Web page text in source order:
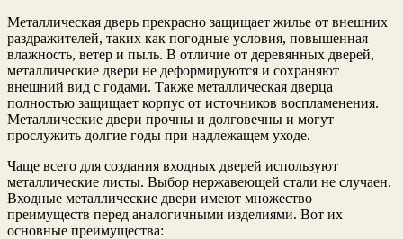
Металлическая дверь прекрасно защищает жилье от внешних
раздражителей, таких как погодные условия, повышенная
влажность, ветер и пыль. В отличие от деревянных дверей,
металлические двери не деформируются и сохраняют
внешний вид с годами. Также металлическая дверца
полностью защищает корпус от источников воспламенения.
Металлические двери прочны и долговечны и могут
прослужить долгие годы при надлежащем уходе.
Чаще всего для создания входных дверей используют
металлические листы. Выбор нержавеющей стали не случаен.
Входные металлические двери имеют множество
преимуществ перед аналогичными изделиями. Вот их
основные преимущества: